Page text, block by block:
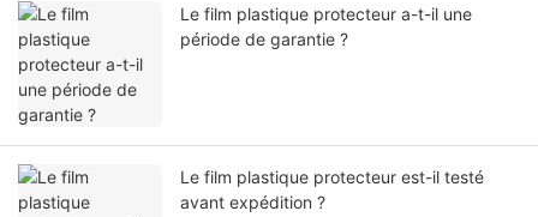
Le film plastique protecteur a-t-il une
période de garantie ?
Le film plastique protecteur est-il testé
avant expédition ?